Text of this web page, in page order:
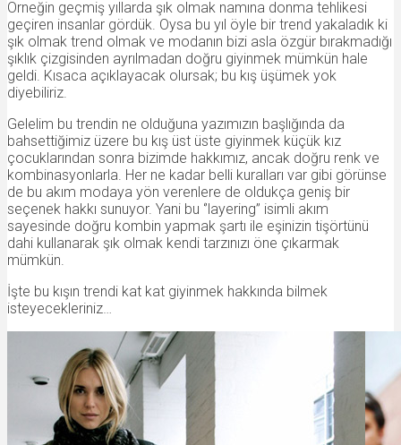
Örneğin geçmiş yıllarda şık olmak namına donma tehlikesi
geçiren insanlar gördük. Oysa bu yıl öyle bir trend yakaladık ki
şık olmak trend olmak ve modanın bizi asla özgür bırakmadığı
şıklık çizgisinden ayrılmadan doğru giyinmek mümkün hale
geldi. Kısaca açıklayacak olursak; bu kış üşümek yok
diyebiliriz.
Gelelim bu trendin ne olduğuna yazımızın başlığında da
bahsettiğimiz üzere bu kış üst üste giyinmek küçük kız
çocuklarından sonra bizimde hakkımız, ancak doğru renk ve
kombinasyonlarla. Her ne kadar belli kuralları var gibi görünse
de bu akım modaya yön verenlere de oldukça geniş bir
seçenek hakkı sunuyor. Yani bu ‘’layering’’ isimli akım
sayesinde doğru kombin yapmak şartı ile eşinizin tişörtünü
dahi kullanarak şık olmak kendi tarzınızı öne çıkarmak
mümkün.
İşte bu kışın trendi kat kat giyinmek hakkında bilmek
isteyecekleriniz…